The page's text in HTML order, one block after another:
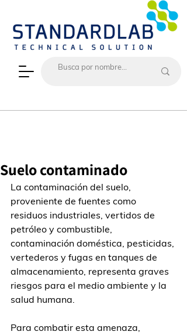
Suelo contaminado
La contaminación del suelo,
proveniente de fuentes como
residuos industriales, vertidos de
petróleo y combustible,
contaminación doméstica, pesticidas,
vertederos y fugas en tanques de
almacenamiento, representa graves
riesgos para el medio ambiente y la
salud humana.
Para combatir esta amenaza,